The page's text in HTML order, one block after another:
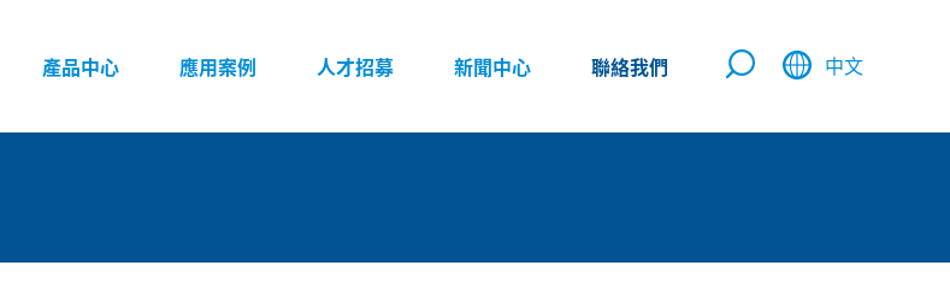
產品中心 應用案例 人才招募 新聞中心 聯絡我們 中文